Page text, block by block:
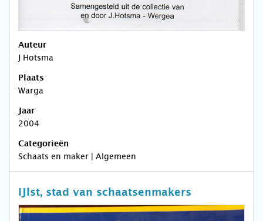
Auteur
J Hotsma
Plaats
Warga
Jaar
2004
Categorieën
Schaats en maker | Algemeen
IJlst, stad van schaatsenmakers